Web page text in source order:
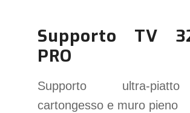
Supporto TV
PRO
Supporto ultra-
cartongesso e muro pieno